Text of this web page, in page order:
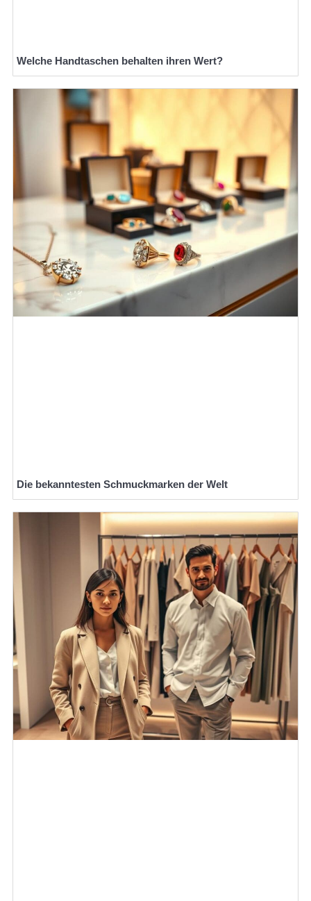
Welche Handtaschen behalten ihren Wert?
Die bekanntesten Schmuckmarken der Welt